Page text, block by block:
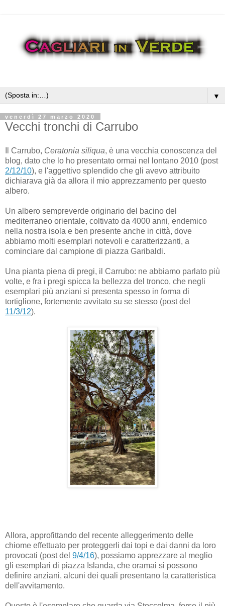
▼
venerdì 27 marzo 2020
Vecchi tronchi di Carrubo
Il Carrubo, Ceratonia siliqua, è una vecchia conoscenza del
blog, dato che lo ho presentato ormai nel lontano 2010 (post
2/12/10), e l'aggettivo splendido che gli avevo attribuito
dichiarava già da allora il mio apprezzamento per questo
albero.
Un albero sempreverde originario del bacino del
mediterraneo orientale, coltivato da 4000 anni, endemico
nella nostra isola e ben presente anche in città, dove
abbiamo molti esemplari notevoli e caratterizzanti, a
cominciare dal campione di piazza Garibaldi.
Una pianta piena di pregi, il Carrubo: ne abbiamo parlato più
volte, e fra i pregi spicca la bellezza del tronco, che negli
esemplari più anziani si presenta spesso in forma di
tortiglione, fortemente avvitato su se stesso (post del
11/3/12).
Allora, approfittando del recente alleggerimento delle
chiome effettuato per proteggerli dai topi e dai danni da loro
provocati (post del 9/4/16), possiamo apprezzare al meglio
gli esemplari di piazza Islanda, che oramai si possono
definire anziani, alcuni dei quali presentano la caratteristica
dell'avvitamento.